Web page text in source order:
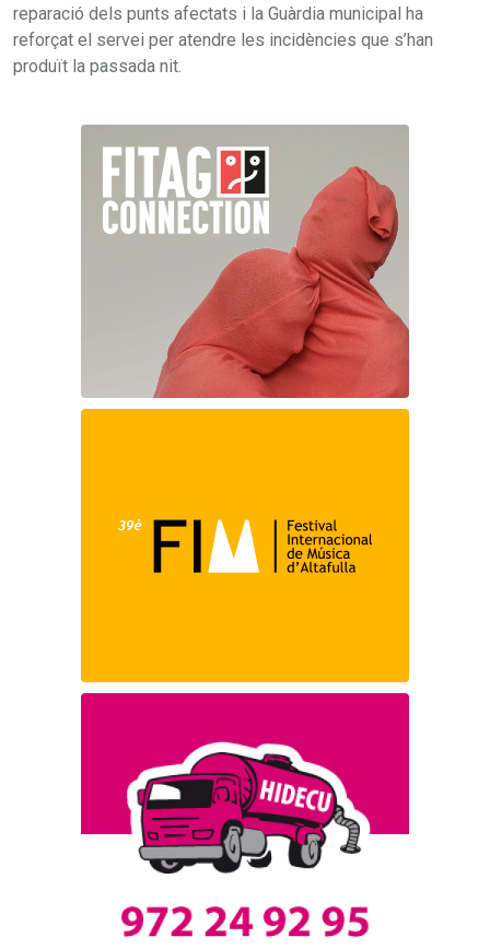
reparació dels punts afectats i la Guàrdia municipal ha
reforçat el servei per atendre les incidències que s’han
produït la passada nit.